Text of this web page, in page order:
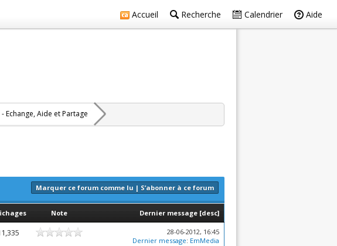
Accueil Recherche Calendrier Aide
Echange, Aide et Partage
Marquer ce forum comme lu | S’abonner à ce forum
Note Dernier message [desc]
28-06-2012, 16:45
Dernier message: EmMedia